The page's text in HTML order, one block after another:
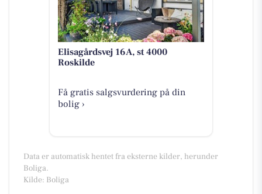
Elisagårdsvej 16A, st 4000
Roskilde
Få gratis salgsvurdering på din
bolig ›
Data er automatisk hentet fra eksterne kilder, herunder
Boliga.
Kilde: Boliga